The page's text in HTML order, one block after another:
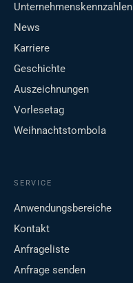
Unternehmenskennzahlen
News
Karriere
Geschichte
Auszeichnungen
Vorlesetag
Weihnachtstombola
SERVICE
Anwendungsbereiche
Kontakt
Anfrageliste
Anfrage senden